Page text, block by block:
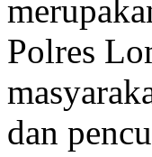
Polres
dan